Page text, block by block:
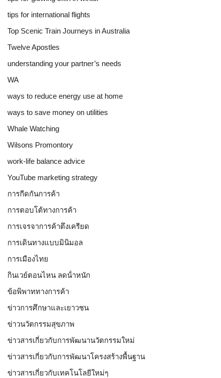
tips for international flights
Top Scenic Train Journeys in Australia
Twelve Apostles
understanding your partner’s needs
WA
ways to reduce energy use at home
ways to save money on utilities
Whale Watching
Wilsons Promontory
work-life balance advice
YouTube marketing strategy
การกีดกันการค้า
การตอบโต้ทางการค้า
การเจรจาการค้าตึงเครียด
การเดินทางแบบมินิมอล
การเมืองไทย
กินเวย์ตอนไหน ลดน้ําหนัก
ข้อพิพาททางการค้า
ข่าวการศึกษาและเยาวชน
ข่าวนวัตกรรมสุขภาพ
ข่าวสารเกี่ยวกับการพัฒนานวัตกรรมใหม่
ข่าวสารเกี่ยวกับการพัฒนาโครงสร้างพื้นฐาน
ข่าวสารเกี่ยวกับเทคโนโลยีใหม่ๆ